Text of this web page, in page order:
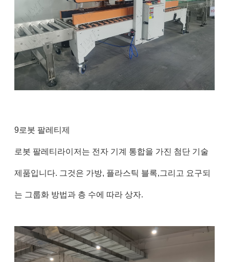
9로봇 팔레티제
로봇 팔레티라이저는 전자 기계 통합을 가진 첨단 기술
제품입니다. 그것은 가방, 플라스틱 블록,그리고 요구되
는 그룹화 방법과 층 수에 따라 상자.